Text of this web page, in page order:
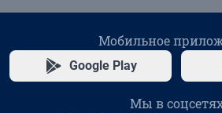
Мобильное
Google Play
Мы в